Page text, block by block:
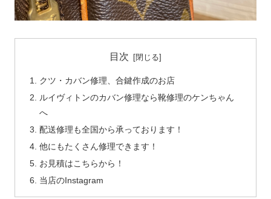
目次
クツ・カバン修理、合鍵作成のお店
ルイヴィトンのカバン修理なら靴修理のケンちゃん
へ
配送修理も全国から承っております！
他にもたくさん修理できます！
お見積はこちらから！
当店のInstagram